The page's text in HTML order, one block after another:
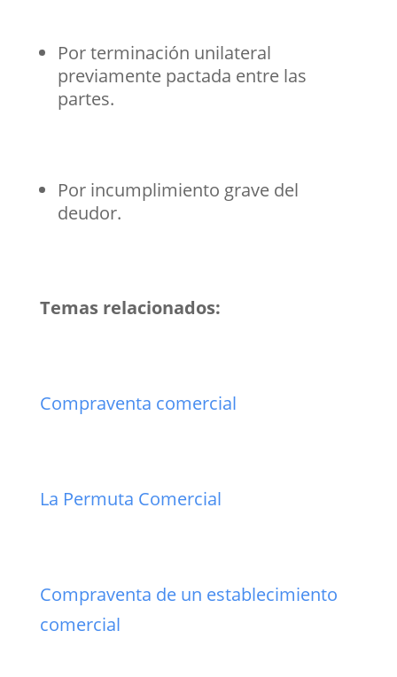
Por terminación unilateral
previamente pactada entre las
partes.
Por incumplimiento grave del
deudor.
Temas relacionados:
Compraventa comercial
La Permuta Comercial
Compraventa de un establecimiento
comercial